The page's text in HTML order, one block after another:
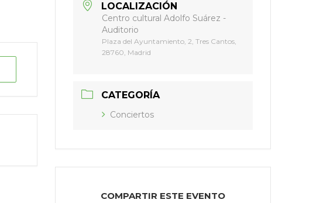
LOCALIZACIÓN
Centro cultural Adolfo Suárez -
Auditorio
Plaza del Ayuntamiento, 2, Tres Cantos,
28760, Madrid
CATEGORÍA
Conciertos
COMPARTIR ESTE EVENTO